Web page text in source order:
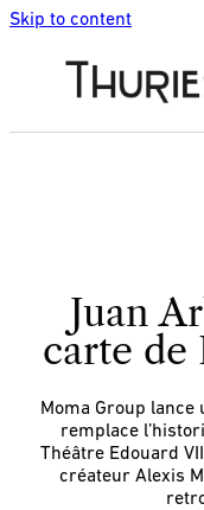
Skip to content
Juan
carte de
Moma Group
remplace
Théâtre Edouard
créateur Alexis